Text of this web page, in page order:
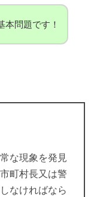
本問題です！
な現象を発見
町村長又は警
なければなら